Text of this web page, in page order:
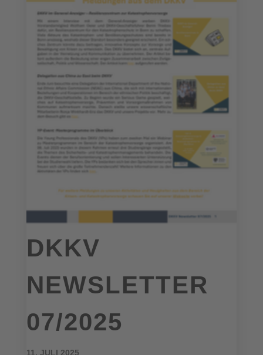
DKKV
NEWSLETTER
07/2025
11. JULI 2025